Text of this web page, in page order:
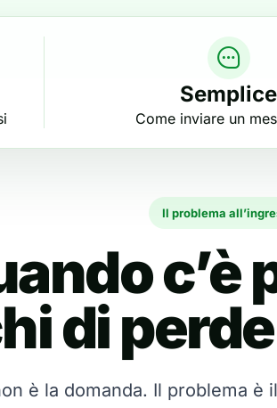
Semplice
Come inviare un
Il problema
c’è
di
è la domanda. Il problema